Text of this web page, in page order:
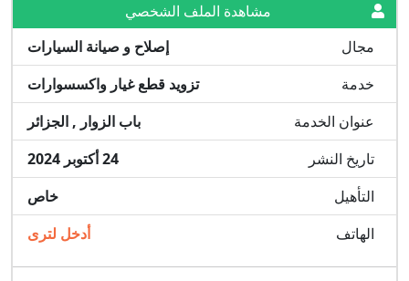
مشاهدة الملف الشخصي
مجال
إصلاح و صيانة السيارات
خدمة
تزويد قطع غيار واكسسوارات
عنوان الخدمة
باب الزوار , الجزائر
تاريخ النشر
24 أكتوبر 2024
التأهيل
خاص
الهاتف
أدخل لترى